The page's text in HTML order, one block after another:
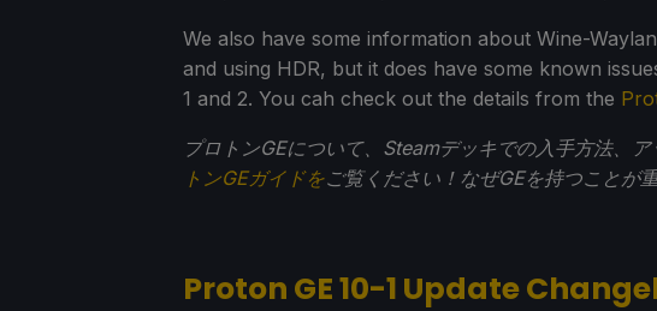
We also have some information about Wine-
and using HDR, but it does have some known
1 and 2. You cah check out the details from the
プロトンGEについて、Steamデッキでの入手方法、
トンGEガイドをご覧ください！なぜGEを持つことが
Proton GE 10-1 Update